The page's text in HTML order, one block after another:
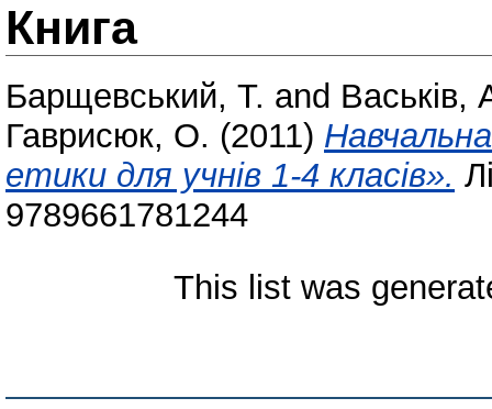
Книга
Барщевський, Т. and Васьків,
Гаврисюк, О. (2011)
етики для учнів 1-4 класів».
9789661781244
This list was